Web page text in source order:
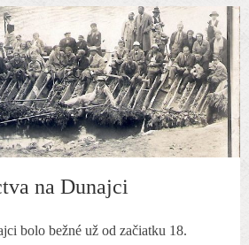
na Dunajci
bolo bežné už od začiatku 18.